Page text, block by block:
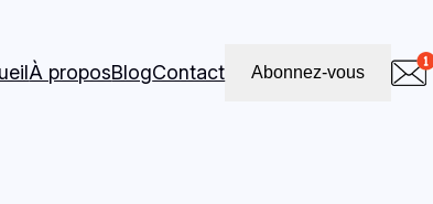
À proposBlogContact Abonnez-vous